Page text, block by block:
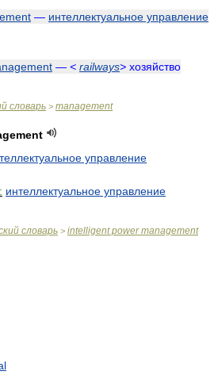
— интеллектуальное управление
— < railways> хозяйство
словарь > management
управление
интеллектуальное управление
словарь > intelligent power management